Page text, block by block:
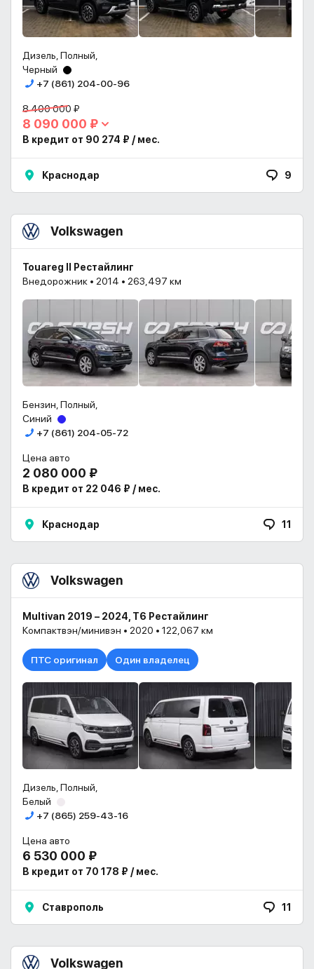
Дизель, Полный,
Черный
+7 (861) 204-00-96
8 400 000 ₽
8 090 000 ₽
В кредит от 90 274 ₽ / мес.
Краснодар 9
Volkswagen
Touareg II Рестайлинг
Внедорожник • 2014 • 263,497 км
Бензин, Полный,
Синий
+7 (861) 204-05-72
Цена авто
2 080 000 ₽
В кредит от 22 046 ₽ / мес.
Краснодар 11
Volkswagen
Multivan 2019 – 2024, T6 Рестайлинг
Компактвэн/минивэн • 2020 • 122,067 км
ПТС оригинал Один владелец
Дизель, Полный,
Белый
+7 (865) 259-43-16
Цена авто
6 530 000 ₽
В кредит от 70 178 ₽ / мес.
Ставрополь 11
Volkswagen